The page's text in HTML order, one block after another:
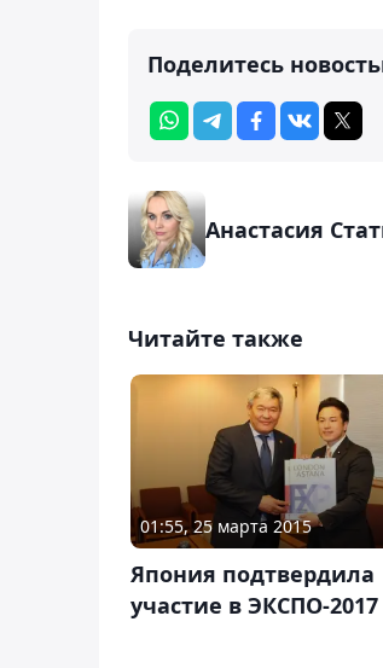
Поделитесь
Анастасия
Читайте также
01:55, 25 марта 2015
Япония подтвердила
участие в ЭКСПО-2017